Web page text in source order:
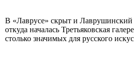
В «Лаврусе» скрыт и
откуда началась Третьяковская
столько значимых для русского